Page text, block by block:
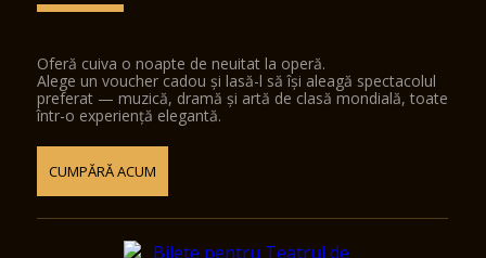
Oferă cuiva o noapte de neuitat la operă.
Alege un voucher cadou și lasă-l să își aleagă spectacolul
preferat — muzică, dramă și artă de clasă mondială, toate
într-o experiență elegantă.
CUMPĂRĂ ACUM